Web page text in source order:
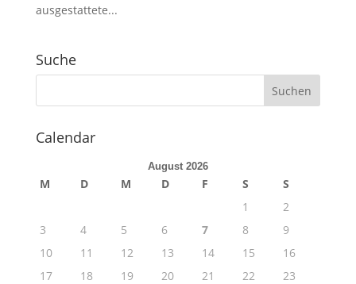
ausgestattete...
Suche
Calendar
August 2026
M D M D F S
S
1
2
3
4 5 6 7 8
9
10
11 12 13 14 15
16
17
18 19 20 21 22
23